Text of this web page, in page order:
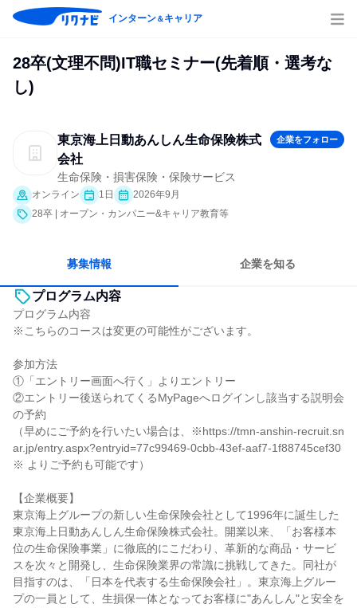
インターン＆キャリア
28卒(文理不問)IT職セミナー(先着順・選考な
し)
東京海上日動あんしん生命保険株式
会社
企業をフォロー
生命保険・損害保険・保険サービス
オンライン 1日
2026年9月
28卒 | オープン・カンパニー&キャリア教育等
募集情報 企業を知る
プログラム内容
プログラム内容
※こちらのコースは変更の可能性がございます。
参加方法
①「エントリー画面へ行く」よりエントリー
②エントリー後送られてくるMyPageへログインし該当する説明会
の予約
（早めにご予約を行いたい場合は、※https://tmn-anshin-recruit.sn
ar.jp/entry.aspx?entryid=77c99469-0cbb-43ef-aaf7-1f88745cef30
※ よりご予約も可能です）
【企業概要】
東京海上グループの新しい生命保険会社として1996年に誕生した
東京海上日動あんしん生命保険株式会社。開業以来、「お客様本
位の生命保険事業」に徹底的にこだわり、革新的な商品・サービ
スを次々と開発し、生命保険業界の常識に挑戦してきた。同社が
目指すのは、「日本を代表する生命保険会社」。東京海上グルー
プの一員として、生損保一体となってお客様に"あんしん"と安全を